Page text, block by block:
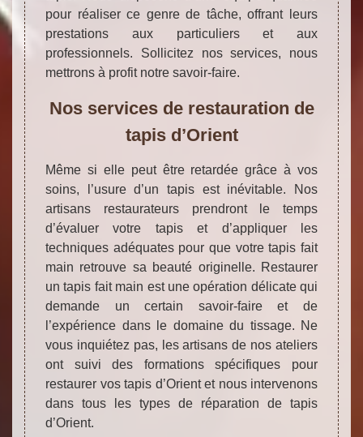
pour réaliser ce genre de tâche, offrant leurs
prestations aux particuliers et aux
professionnels. Sollicitez nos services, nous
mettrons à profit notre savoir-faire.
Nos services de restauration de
tapis d’Orient
Même si elle peut être retardée grâce à vos
soins, l’usure d’un tapis est inévitable. Nos
artisans restaurateurs prendront le temps
d’évaluer votre tapis et d’appliquer les
techniques adéquates pour que votre tapis fait
main retrouve sa beauté originelle. Restaurer
un tapis fait main est une opération délicate qui
demande un certain savoir-faire et de
l’expérience dans le domaine du tissage. Ne
vous inquiétez pas, les artisans de nos ateliers
ont suivi des formations spécifiques pour
restaurer vos tapis d’Orient et nous intervenons
dans tous les types de réparation de tapis
d’Orient.